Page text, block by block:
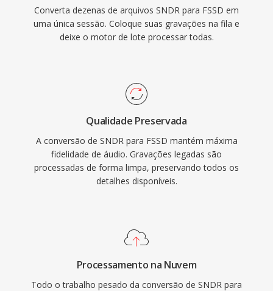
Converta dezenas de arquivos SNDR para FSSD em
uma única sessão. Coloque suas gravações na fila e
deixe o motor de lote processar todas.
Qualidade Preservada
A conversão de SNDR para FSSD mantém máxima
fidelidade de áudio. Gravações legadas são
processadas de forma limpa, preservando todos os
detalhes disponíveis.
Processamento na Nuvem
Todo o trabalho pesado da conversão de SNDR para